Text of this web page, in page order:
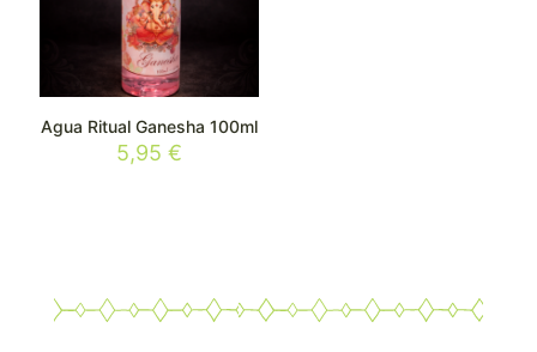
Agua Ritual Ganesha 100ml
5,95€